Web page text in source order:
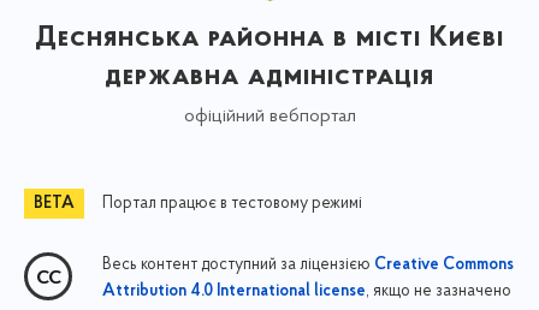
Деснянська районна в місті Києві
державна адміністрація
офіційний вебпортал
Портал працює в тестовому режимі
Весь контент доступний за ліцензією Creative Commons
Attribution 4.0 International license, якщо не зазначено